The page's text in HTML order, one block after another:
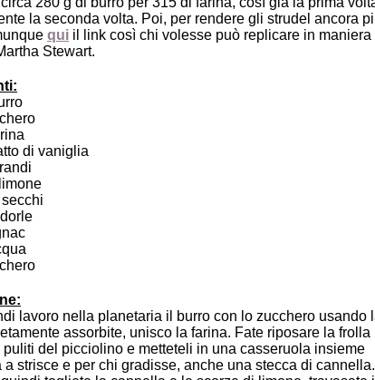
la seconda volta. Poi, per rendere gli strudel ancora
qui il link così chi volesse può replicare in maniera
Stewart.
di vaniglia
lavoro nella planetaria il burro con lo zucchero usando
assorbite, unisco la farina. Fate riposare la frolla
del picciolino e metteteli in una casseruola insieme
strisce e per chi gradisse, anche una stecca di cannella.